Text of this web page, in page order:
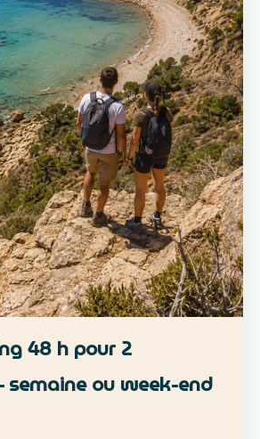
48 h pour 2
semaine ou week-end